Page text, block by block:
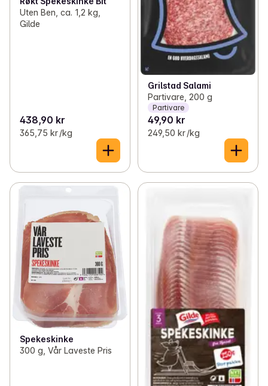
Uten Ben, ca. 1,2 kg,
Gilde
438,90 kr
365,75 kr /kg
Grilstad Salami
Partivare, 200 g
Partivare
49,90 kr
249,50 kr /kg
Spekeskinke
300 g, Vår Laveste Pris